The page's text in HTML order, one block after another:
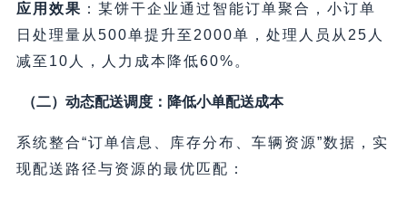
应用效果 ：某饼干企业通过智能订单聚合，小订单
日处理量从500单提升至2000单，处理人员从25人
减至10人，人力成本降低60%。
（二）动态配送调度：降低小单配送成本
系统整合“订单信息、库存分布、车辆资源”数据，实
现配送路径与资源的最优匹配：